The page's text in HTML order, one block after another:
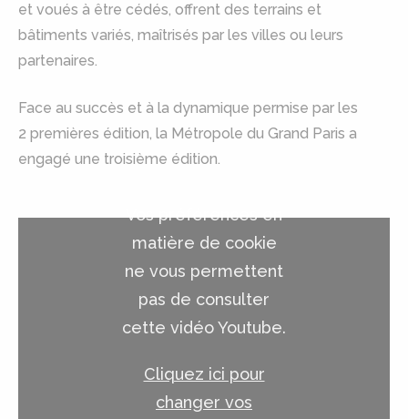
et voués à être cédés, offrent des terrains et
bâtiments variés, maîtrisés par les villes ou leurs
partenaires.
Face au succès et à la dynamique permise par les
2 premières édition, la Métropole du Grand Paris a
engagé une troisième édition.
Vos préférences en
matière de cookie
ne vous permettent
pas de consulter
cette vidéo Youtube.
Cliquez ici pour
changer vos